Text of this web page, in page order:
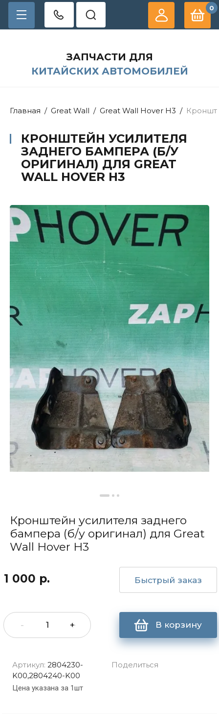
ЗАПЧАСТИ ДЛЯ
КИТАЙСКИХ АВТОМОБИЛЕЙ
0
Главная / Great Wall / Great Wall Hover H3 /
КРОНШТЕЙН УСИЛИТЕЛЯ
ЗАДНЕГО БАМПЕРА (Б/У
ОРИГИНАЛ) ДЛЯ GREAT
WALL HOVER H3
Кронштейн усилителя заднего
бампера (б/у оригинал) для Great
Wall Hover H3
1 000 р. Быстрый заказ
- + В корзину
Артикул: 2804230-
K00,2804240-K00
Цена указана за 1шт
Поделиться